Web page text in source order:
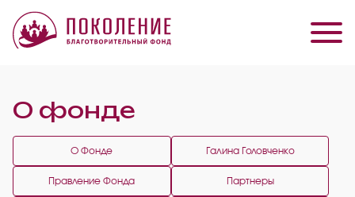
О фонде
О Фонде Галина Головченко
Правление Фонда Партнеры